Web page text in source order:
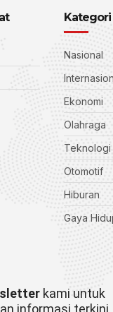
Kategori
Nasional
Ekonomi
Olahraga
Teknologi
Otomotif
Hiburan
Gaya
kami untuk
informasi terkini,